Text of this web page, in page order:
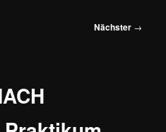
Nächster →